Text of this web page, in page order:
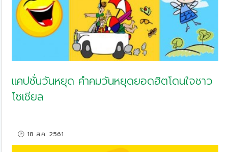
แคปชั่นวันหยุด คำคมวันหยุดยอดฮิตโดนใจชาว
โซเชียล
🕑 18 ส.ค. 2561